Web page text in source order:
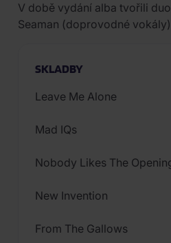
V době vydání alba tvořili
Seaman (doprovodné
SKLADBY
Leave Me Alone
Mad IQs
Nobody Likes The
New Invention
From The Gallows